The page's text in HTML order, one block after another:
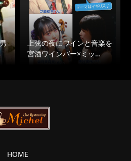
上弦の夜にワインと音楽を
宮酒ワインバー×ミッ…
HOME